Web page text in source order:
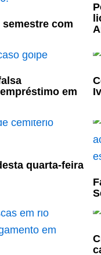
semestre com
em
quarta-feira